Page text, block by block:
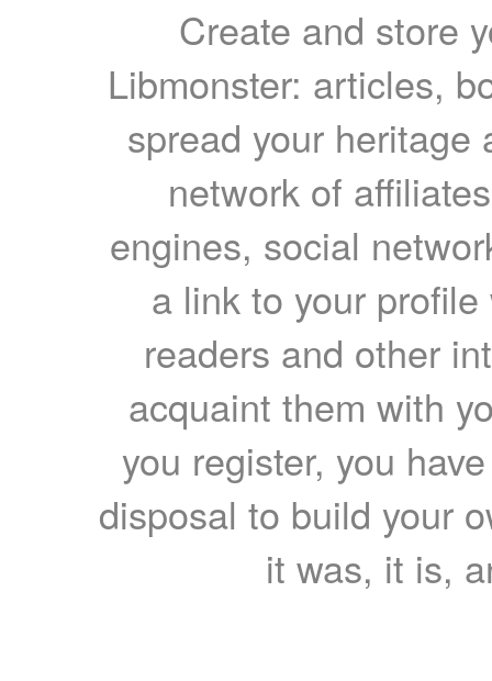
Create and store
Libmonster: articles,
spread your heritage
network of
engines, social
a link to your
readers and other
acquaint them with
you register, you
disposal to build your
it was, it is,